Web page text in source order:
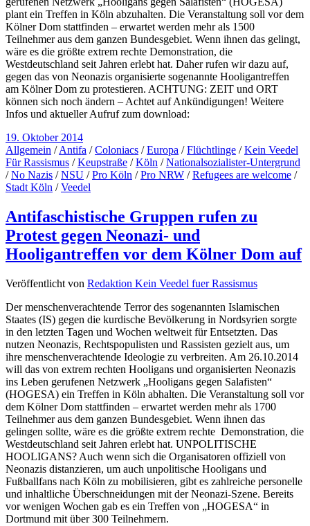
plant ein Treffen in Köln abzuhalten. Die Veranstaltung soll vor dem
Kölner Dom stattfinden – erwartet werden mehr als 1500
Teilnehmer aus dem ganzen Bundesgebiet. Wenn ihnen das gelingt,
wäre es die größte extrem rechte Demonstration, die
Westdeutschland seit Jahren erlebt hat. Daher rufen wir dazu auf,
gegen das von Neonazis organisierte sogenannte Hooligantreffen
am Kölner Dom zu protestieren. ACHTUNG: ZEIT und ORT
können sich noch ändern – Achtet auf Ankündigungen! Weitere
Infos und aktueller Aufruf zum download:
19. Oktober 2014
Allgemein /Antifa /Coloniacs /Europa /Flüchtlinge /Kein Veedel
Für Rassismus /Keupstraße /Köln /Nationalsozialister-Untergrund
/No Nazis /NSU /Pro Köln /Pro NRW /Refugees are welcome /
Stadt Köln /Veedel
Antifaschistische Gruppen rufen zu
Protest gegen Neonazi- und
Hooligantreffen vor dem Kölner Dom auf
Veröffentlicht von Redaktion Kein Veedel fuer Rassismus
Der menschenverachtende Terror des sogenannten Islamischen
Staates (IS) gegen die kurdische Bevölkerung in Nordsyrien sorgte
in den letzten Tagen und Wochen weltweit für Entsetzten. Das
nutzen Neonazis, Rechtspopulisten und Rassisten gezielt aus, um
ihre menschenverachtende Ideologie zu verbreiten. Am 26.10.2014
will das von extrem rechten Hooligans und organisierten Neonazis
ins Leben gerufenen Netzwerk „Hooligans gegen Salafisten“
(HOGESA) ein Treffen in Köln abhalten. Die Veranstaltung soll vor
dem Kölner Dom stattfinden – erwartet werden mehr als 1700
Teilnehmer aus dem ganzen Bundesgebiet. Wenn ihnen das
gelingen sollte, wäre es die größte extrem rechte Demonstration, die
Westdeutschland seit Jahren erlebt hat. UNPOLITISCHE
HOOLIGANS? Auch wenn sich die Organisatoren offiziell von
Neonazis distanzieren, um auch unpolitische Hooligans und
Fußballfans nach Köln zu mobilisieren, gibt es zahlreiche personelle
und inhaltliche Überschneidungen mit der Neonazi-Szene. Bereits
vor wenigen Wochen gab es ein Treffen von „HOGESA“ in
Dortmund mit über 300 Teilnehmern.